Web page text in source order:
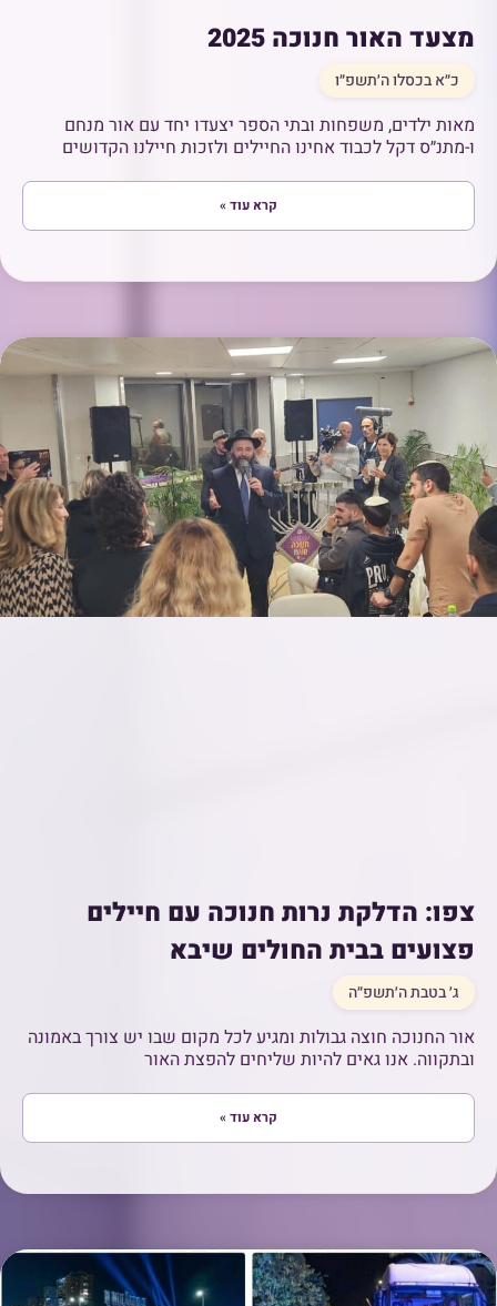
מצעד האור חנוכה 2025
כ״א בכסלו ה׳תשפ״ו
מאות ילדים, משפחות ובתי הספר יצעדו יחד עם אור מנחם
ו-מתנ״ס דקל לכבוד אחינו החיילים ולזכות חיילנו הקדושים
קרא עוד »
צפו: הדלקת נרות חנוכה עם חיילים
פצועים בבית החולים שיבא
ג׳ בטבת ה׳תשפ״ה
אור החנוכה חוצה גבולות ומגיע לכל מקום שבו יש צורך באמונה
ובתקווה. אנו גאים להיות שליחים להפצת האור
קרא עוד »